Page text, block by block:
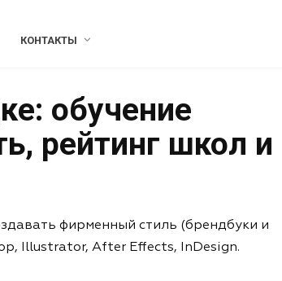
КОНТАКТЫ
обучение
рейтинг школ и
фирменный стиль (брендбуки и
Illustrator, After Effects, InDesign.